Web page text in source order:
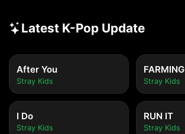
Latest K-Pop Update
After You
Stray Kids
FARMING
Stray Kids
I Do
Stray Kids
RUN IT
Stray Kids